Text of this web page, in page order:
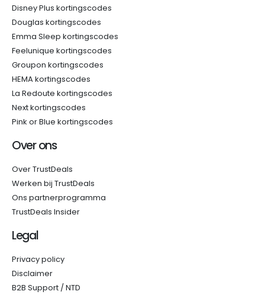
Disney Plus kortingscodes
Douglas kortingscodes
Emma Sleep kortingscodes
Feelunique kortingscodes
Groupon kortingscodes
HEMA kortingscodes
La Redoute kortingscodes
Next kortingscodes
Pink or Blue kortingscodes
Over ons
Over TrustDeals
Werken bij TrustDeals
Ons partnerprogramma
TrustDeals Insider
Legal
Privacy policy
Disclaimer
B2B Support / NTD